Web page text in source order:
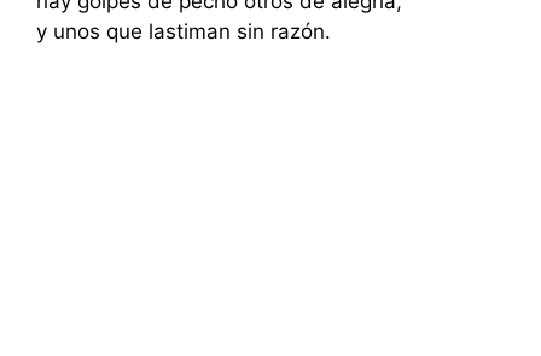
y unos que lastiman sin razón.